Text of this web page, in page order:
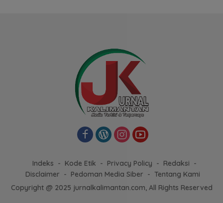
Indeks Kode Etik Privacy Policy
Redaksi
Disclaimer
Pedoman Media Siber
Tentang Kami
Copyright @ 2025 jurnalkalimantan.com, All Rights Reserved